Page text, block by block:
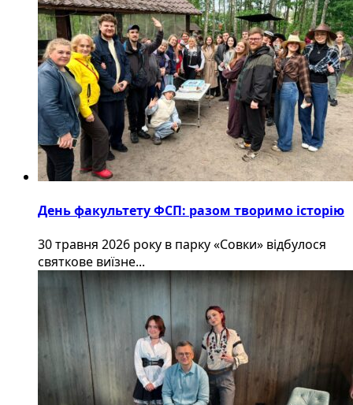
День факультету ФСП: разом творимо історію
30 травня 2026 року в парку «Совки» відбулося
святкове виїзне...